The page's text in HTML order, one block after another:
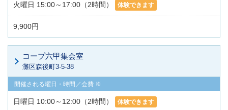
火曜日 15:00～17:00（2時間） 体験できます
9,900円
コープ六甲集会室
灘区森後町3-5-38
日曜日 10:00～12:00（2時間） 体験できます